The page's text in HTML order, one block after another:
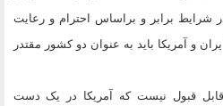
شرایط برابر و براساس احترام و رعایت
و آمریکا باید به عنوان دو کشور مقتدر
قبول نیست که آمریکا در یک دست